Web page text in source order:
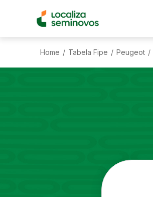
Home / Tabela Fipe / Peugeot /